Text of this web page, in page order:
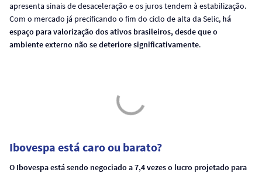
apresenta sinais de desaceleração e os juros tendem à estabilização.
Com o mercado já precificando o fim do ciclo de alta da Selic, há
espaço para valorização dos ativos brasileiros, desde que o
ambiente externo não se deteriore significativamente.
Ibovespa está caro ou barato?
O Ibovespa está sendo negociado a 7,4 vezes o lucro projetado para